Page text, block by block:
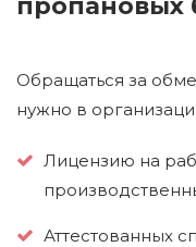
пропановых
Обращаться за
нужно в
Лицензию на
Аттестованных